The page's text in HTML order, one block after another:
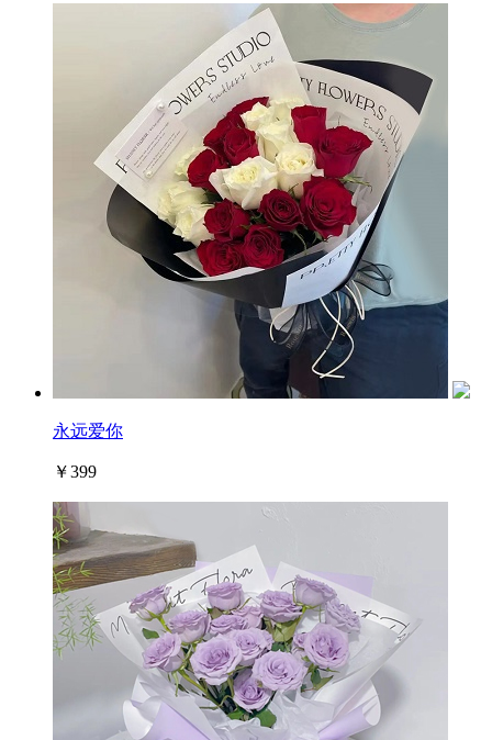
永远爱你
￥399